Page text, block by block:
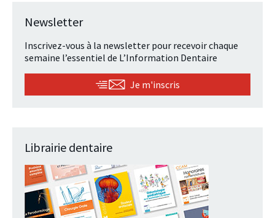
Newsletter
Inscrivez-vous à la newsletter pour recevoir chaque
semaine l’essentiel de L’Information Dentaire
Je m'inscris
Librairie dentaire